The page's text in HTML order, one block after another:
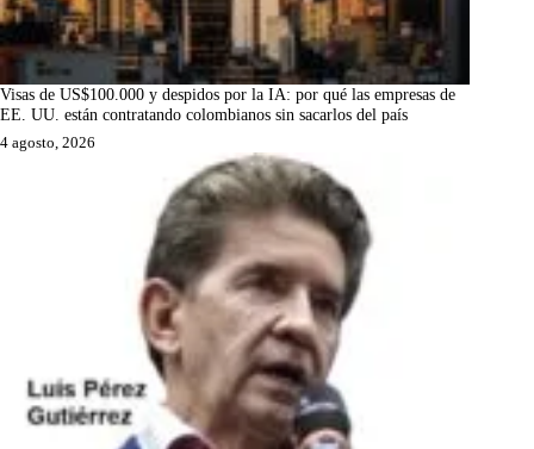
Visas de US$100.000 y despidos por la IA: por qué las empresas de
EE. UU. están contratando colombianos sin sacarlos del país
4 agosto, 2026